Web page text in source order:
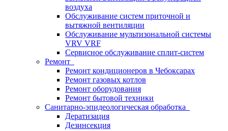
воздуха
Обслуживание систем приточной и
вытяжной вентиляции
Обслуживание мультизональной системы
VRV VRF
Сервисное обслуживание сплит-систем
Ремонт
Ремонт кондиционеров в Чебоксарах
Ремонт газовых котлов
Ремонт оборудования
Ремонт бытовой техники
Санитарно-эпидеологическая обработка
Дератизация
Дезинсекция